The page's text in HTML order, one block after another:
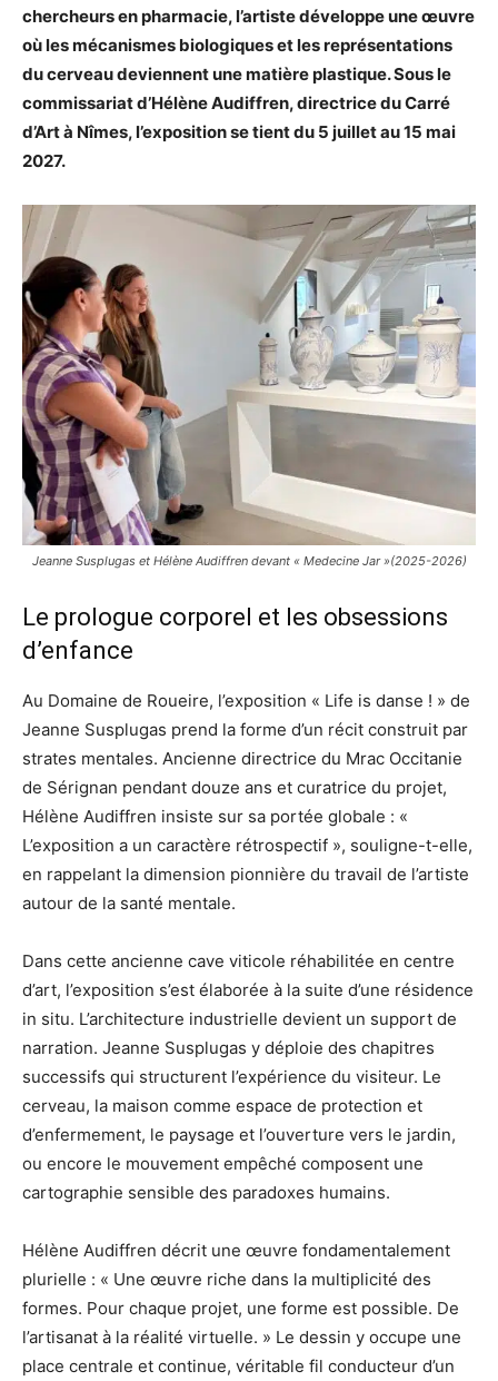
chercheurs en pharmacie, l’artiste développe une œuvre
où les mécanismes biologiques et les représentations
du cerveau deviennent une matière plastique. Sous le
commissariat d’Hélène Audiffren, directrice du Carré
d’Art à Nîmes, l’exposition se tient du 5 juillet au 15 mai
2027.
Jeanne Susplugas et Hélène Audiffren devant « Medecine Jar »(2025-2026)
Le prologue corporel et les obsessions
d’enfance
Au Domaine de Roueire, l’exposition « Life is danse ! » de
Jeanne Susplugas prend la forme d’un récit construit par
strates mentales. Ancienne directrice du Mrac Occitanie
de Sérignan pendant douze ans et curatrice du projet,
Hélène Audiffren insiste sur sa portée globale : «
L’exposition a un caractère rétrospectif », souligne-t-elle,
en rappelant la dimension pionnière du travail de l’artiste
autour de la santé mentale.
Dans cette ancienne cave viticole réhabilitée en centre
d’art, l’exposition s’est élaborée à la suite d’une résidence
in situ. L’architecture industrielle devient un support de
narration. Jeanne Susplugas y déploie des chapitres
successifs qui structurent l’expérience du visiteur. Le
cerveau, la maison comme espace de protection et
d’enfermement, le paysage et l’ouverture vers le jardin,
ou encore le mouvement empêché composent une
cartographie sensible des paradoxes humains.
Hélène Audiffren décrit une œuvre fondamentalement
plurielle : « Une œuvre riche dans la multiplicité des
formes. Pour chaque projet, une forme est possible. De
l’artisanat à la réalité virtuelle. » Le dessin y occupe une
place centrale et continue, véritable fil conducteur d’un